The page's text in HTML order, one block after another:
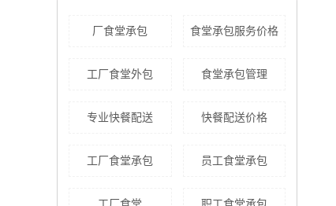
厂食堂承包 食堂承包服务价格
工厂食堂外包 食堂承包管理
专业快餐配送 快餐配送价格
工厂食堂承包 员工食堂承包